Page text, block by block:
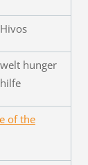
Hivos
welt hunger
hilfe
of the